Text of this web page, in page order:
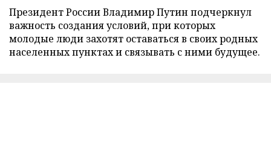
Президент России Владимир Путин подчеркнул
важность создания условий, при которых
молодые люди захотят оставаться в своих родных
населенных пунктах и связывать с ними будущее.